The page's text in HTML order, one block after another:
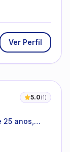
Ver Perfil
5.0(1)
25 anos,